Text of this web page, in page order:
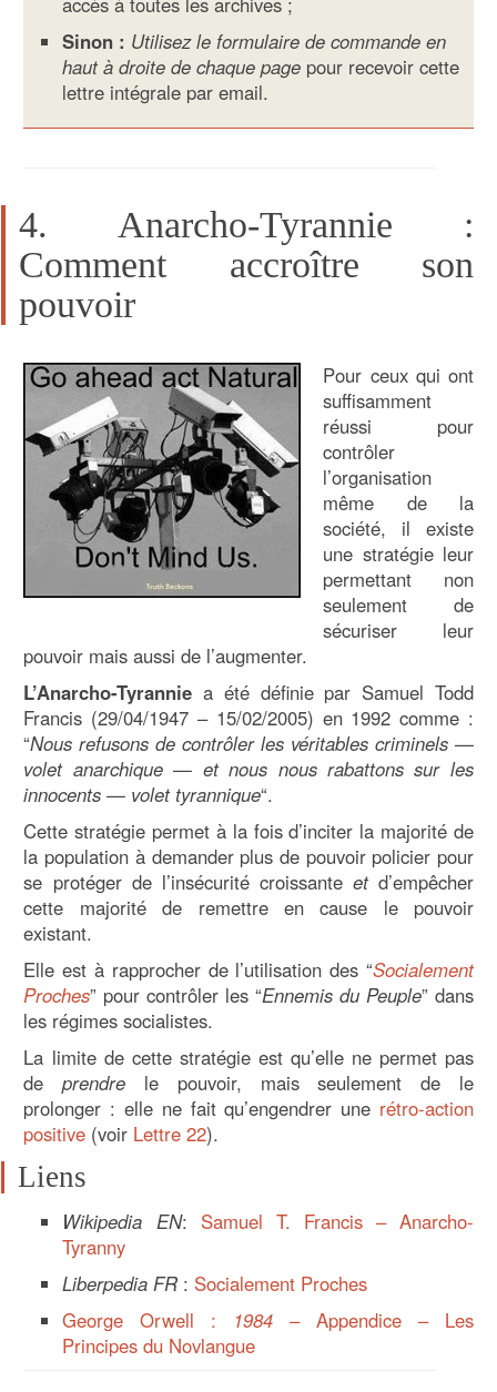
Sinon : Utilisez le formulaire de commande en
haut à droite de chaque page pour recevoir cette
lettre intégrale par email.
4. Anarcho-Tyrannie :
Comment accroître son
pouvoir
Pour ceux qui ont
suffisamment
réussi pour
contrôler
l’organisation
même de la
société, il existe
une stratégie leur
permettant non
seulement de
sécuriser leur
pouvoir mais aussi de l’augmenter.
L’Anarcho-Tyrannie a été définie par Samuel Todd
Francis (29/04/1947 – 15/02/2005) en 1992 comme :
“Nous refusons de contrôler les véritables criminels —
volet anarchique — et nous nous rabattons sur les
innocents — volet tyrannique“.
Cette stratégie permet à la fois d’inciter la majorité de
la population à demander plus de pouvoir policier pour
se protéger de l’insécurité croissante etd’empêcher
cette majorité de remettre en cause le pouvoir
existant.
Elle est à rapprocher de l’utilisation des “Socialement
Proches” pour contrôler les “Ennemis du Peuple” dans
les régimes socialistes.
La limite de cette stratégie est qu’elle ne permet pas
deprendre le pouvoir, mais seulement de le
prolonger : elle ne fait qu’engendrer une rétro-action
positive (voir Lettre 22).
Liens
Wikipedia EN: Samuel T. Francis – Anarcho-
Tyranny
Liberpedia FR : Socialement Proches
George Orwell : 1984 – Appendice – Les
Principes du Novlangue